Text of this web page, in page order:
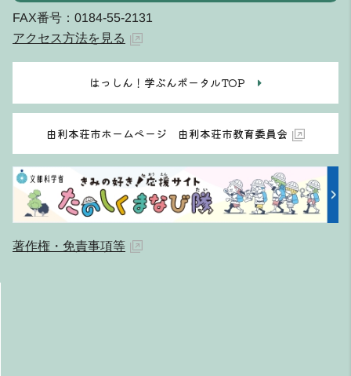
FAX番号：0184-55-2131
アクセス方法を見る
はっしん！学ぶんポータルTOP
由利本荘市ホームページ 由利本荘市教育委員会
著作権・免責事項等